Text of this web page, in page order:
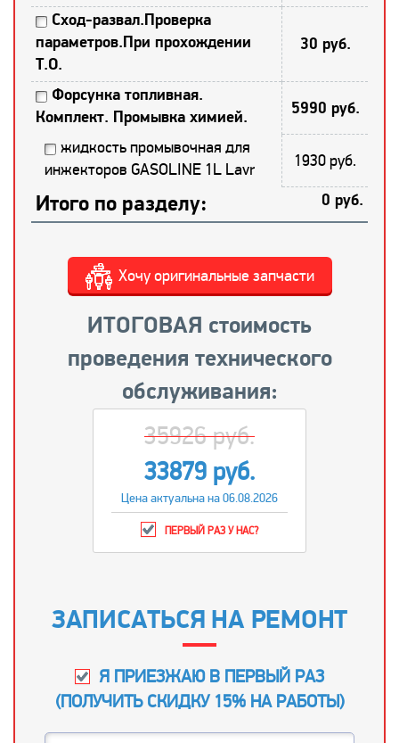
Сход-развал.Проверка
параметров.При прохождении
Т.О.
30 руб.
Форсунка топливная.
Комплект. Промывка химией.
5990 руб.
жидкость промывочная для
инжекторов GASOLINE 1L Lavr
1930 руб.
Итого по разделу: 0 руб.
ИТОГОВАЯ стоимость
проведения технического
обслуживания:
Хочу оригинальные запчасти
35926 руб.
33879 руб.
Цена актуальна на 06.08.2026
ПЕРВЫЙ РАЗ У НАС?
ЗАПИСАТЬСЯ НА РЕМОНТ
Я ПРИЕЗЖАЮ В ПЕРВЫЙ РАЗ
(ПОЛУЧИТЬ СКИДКУ 15% НА РАБОТЫ)